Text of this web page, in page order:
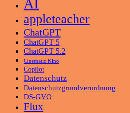
AI
appleteacher
ChatGPT
ChatGPT 5
ChatGPT 5.2
Cinematic Kino
Copilot
Datenschutz
Datenschutzgrundverordnung
DS-GVO
Flux